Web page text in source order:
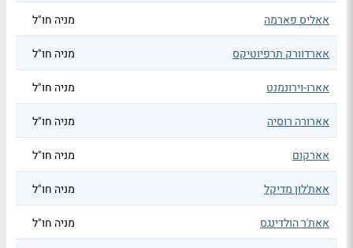
אאליס פארמה מניה חו"ל
אארדוורק תרפיוטיקס מניה חו"ל
אארו-וירונמנט מניה חו"ל
אארורה רוסיה מניה חו"ל
אארקום מניה חו"ל
אאת'לון מדיקל מניה חו"ל
אאת'ר הולדינגס מניה חו"ל